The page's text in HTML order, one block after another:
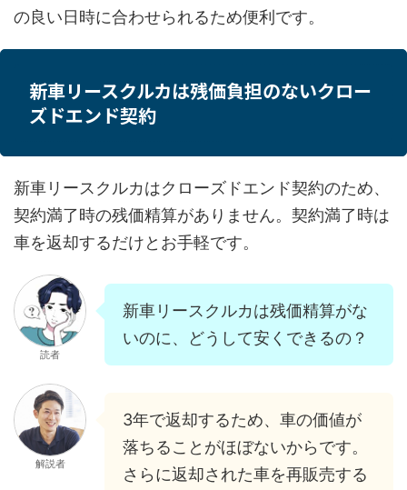
の良い日時に合わせられるため便利です。
新車リースクルカは残価負担のないクロー
ズドエンド契約
新車リースクルカはクローズドエンド契約のため、
契約満了時の残価精算がありません。契約満了時は
車を返却するだけとお手軽です。
読者
新車リースクルカは残価精算がな
いのに、どうして安くできるの？
解説者
3年で返却するため、車の価値が
落ちることがほぼないからです。
さらに返却された車を再販売する